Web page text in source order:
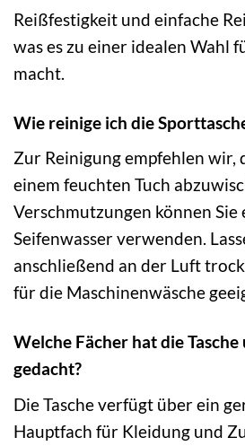
Reißfestigkeit und einfache
was es zu einer idealen Wahl
macht.
Wie reinige ich die
Zur Reinigung empfehlen wir,
einem feuchten Tuch
Verschmutzungen können Sie
Seifenwasser verwenden.
anschließend an der Luft
für die Maschinenwäsche
Welche Fächer hat die
gedacht?
Die Tasche verfügt über ein
Hauptfach für Kleidung und